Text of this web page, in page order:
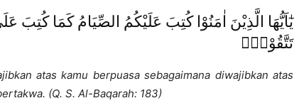
يٰٓاَيُّهَا الَّذِيْنَ اٰمَنُوْا كُتِبَ عَلَيْكُمُ الصِّيَامُ كَمَا كُتِبَ
تَتَّقُوْنَۙ
atas kamu berpuasa sebagaimana diwajibkan atas
(Q. S. Al-Baqarah: 183)